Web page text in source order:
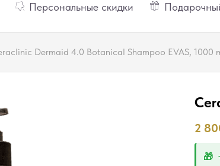
Персональные скидки
Dermaid 4.0 Botanical Shampoo EVAS, 1000
2